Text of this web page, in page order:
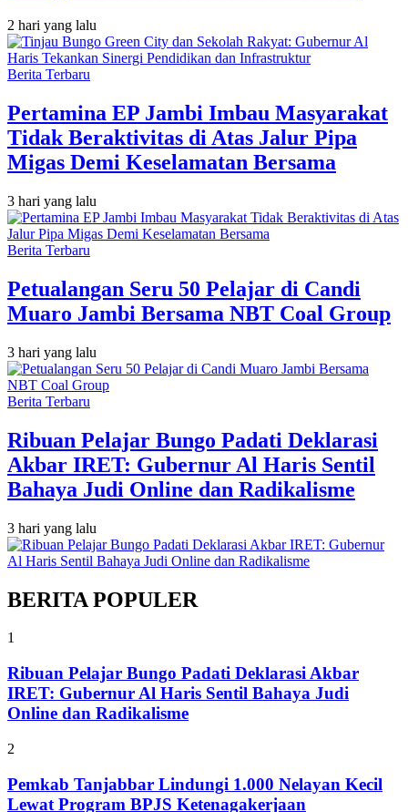
2 hari yang lalu
Berita Terbaru
Pertamina EP Jambi Imbau Masyarakat
Tidak Beraktivitas di Atas Jalur Pipa
Migas Demi Keselamatan Bersama
3 hari yang lalu
Berita Terbaru
Petualangan Seru 50 Pelajar di Candi
Muaro Jambi Bersama NBT Coal Group
3 hari yang lalu
Berita Terbaru
Ribuan Pelajar Bungo Padati Deklarasi
Akbar IRET: Gubernur Al Haris Sentil
Bahaya Judi Online dan Radikalisme
3 hari yang lalu
BERITA POPULER
1
Ribuan Pelajar Bungo Padati Deklarasi Akbar
IRET: Gubernur Al Haris Sentil Bahaya Judi
Online dan Radikalisme
2
Pemkab Tanjabbar Lindungi 1.000 Nelayan Kecil
Lewat Program BPJS Ketenagakerjaan